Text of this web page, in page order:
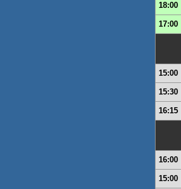
18:00
17:00
15:00
15:30
16:15
16:00
15:00